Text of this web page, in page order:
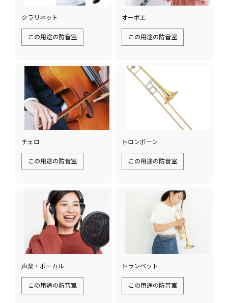
クラリネット
この用途の防音室
オーボエ
この用途の防音室
チェロ
この用途の防音室
トロンボーン
この用途の防音室
声楽・ボーカル
この用途の防音室
トランペット
この用途の防音室